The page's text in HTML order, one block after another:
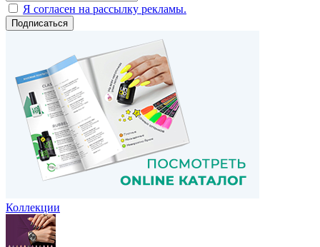
Я согласен на рассылку рекламы.
Коллекции